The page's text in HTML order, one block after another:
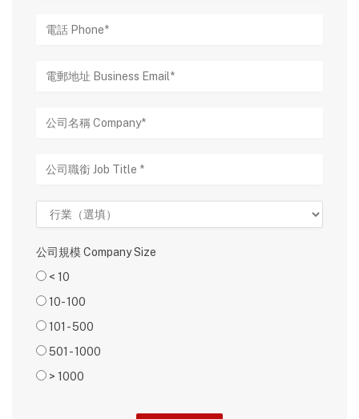
公司規模 Company Size
< 10
10- 100
101 - 500
501 - 1000
> 1000